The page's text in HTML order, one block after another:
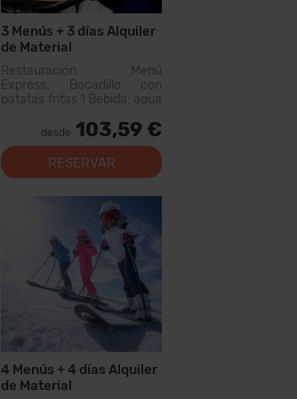
3 Menús + 3 días Alquiler
de Material
Restauración Menú
Express: Bocadillo con
patatas fritas 1 Bebida: agua
incluye vino o aguas
saborizadas) Menú
disponible en los siguientes
restaurantes: Canillo: Xiri El
desde 103,59 €
RESERVAR
4 Menús + 4 días Alquiler
de Material